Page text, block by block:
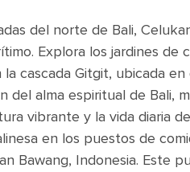
del norte de Bali,
Explora los jardines de
cascada Gitgit, ubicada
del alma espiritual de Bali,
vibrante y la vida diaria
en los puestos de
Bawang, Indonesia. Este